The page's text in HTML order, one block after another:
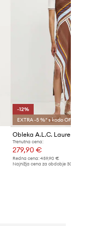
-12%
EXTRA -5 %* s kodo OFF
Obleka A.L.C. Lauren
Trenutna cena:
279,90 €
Redna cena: 459,90 €
Najnižja cena za obdobje 30 dni pred